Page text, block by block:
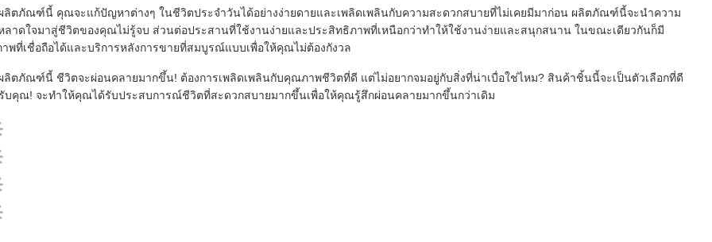
ลิตภัณฑ์นี้ คุณจะแก้ปัญหาต่างๆ ในชีวิตประจำวันได้อย่างง่ายดายและเพลิดเพลินกับความสะดวกสบายที่ไม่เคยมีมาก่อน ผลิตภัณฑ์นี้จะนำความ
ลาดใจมาสู่ชีวิตของคุณไม่รู้จบ ส่วนต่อประสานที่ใช้งานง่ายและประสิทธิภาพที่เหนือกว่าทำให้ใช้งานง่ายและสนุกสนาน ในขณะเดียวกันก็มี
พที่เชื่อถือได้และบริการหลังการขายที่สมบูรณ์แบบเพื่อให้คุณไม่ต้องกังวล
ลิตภัณฑ์นี้ ชีวิตจะผ่อนคลายมากขึ้น! ต้องการเพลิดเพลินกับคุณภาพชีวิตที่ดี แต่ไม่อยากจมอยู่กับสิ่งที่น่าเบื่อใช่ไหม? สินค้าชิ้นนี้จะเป็นตัวเลือกที่ดี
บคุณ! จะทำให้คุณได้รับประสบการณ์ชีวิตที่สะดวกสบายมากขึ้นเพื่อให้คุณรู้สึกผ่อนคลายมากขึ้นกว่าเดิม